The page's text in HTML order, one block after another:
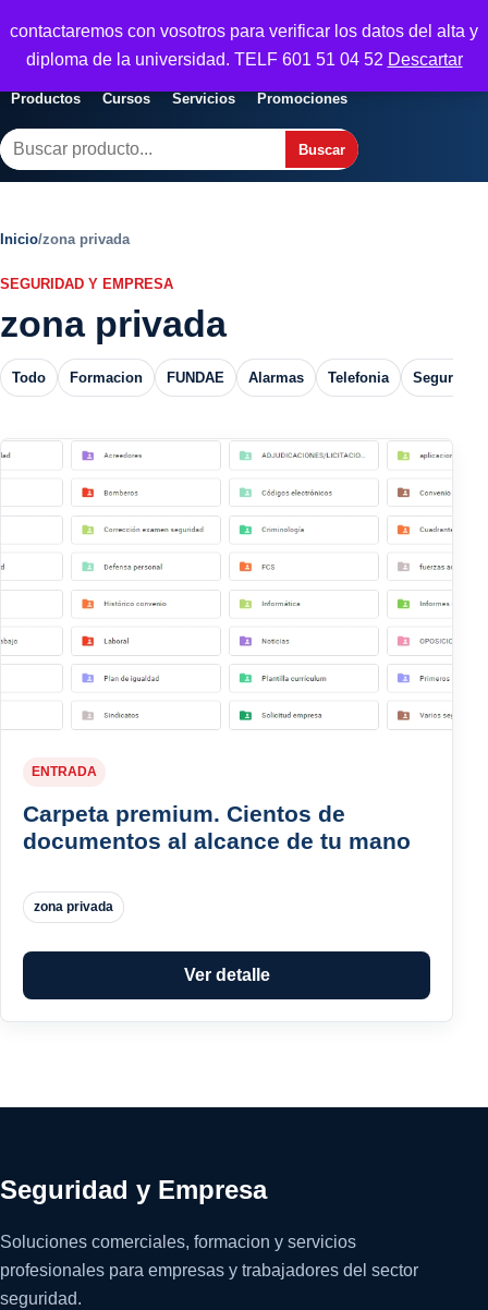
contactaremos con vosotros para verificar los datos del alta y
diploma de la universidad. TELF 601 51 04 52 Descartar
Seguridad y Empresa
empresas
Abrir menu
Productos Cursos Servicios Promociones
Buscar
Buscar
Inicio/zona privada
SEGURIDAD Y EMPRESA
zona privada
Todo Formacion FUNDAE Alarmas Telefonia Seguros
ENTRADA
Carpeta premium. Cientos de
documentos al alcance de tu mano
zona privada
Ver detalle
Seguridad y Empresa
Soluciones comerciales, formacion y servicios
profesionales para empresas y trabajadores del sector
seguridad.